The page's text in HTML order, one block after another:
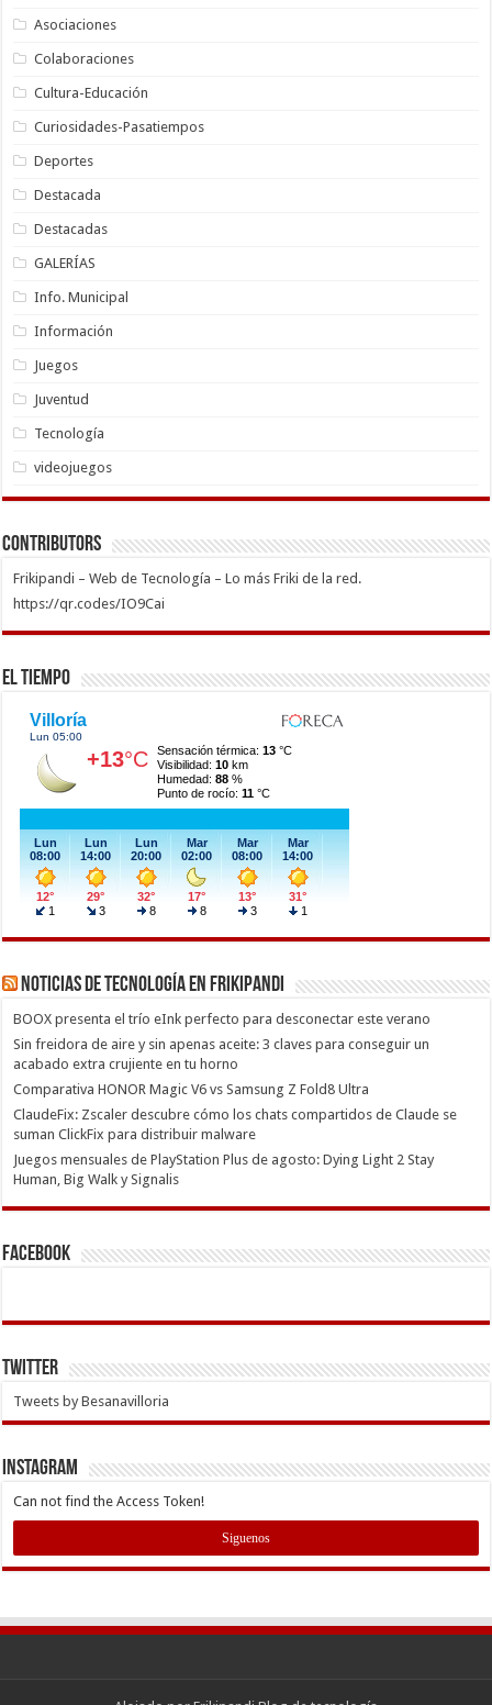
Asociaciones
Colaboraciones
Cultura-Educación
Curiosidades-Pasatiempos
Deportes
Destacada
Destacadas
GALERÍAS
Info. Municipal
Información
Juegos
Juventud
Tecnología
videojuegos
Contributors
Frikipandi – Web de Tecnología – Lo más Friki de la red.
https://qr.codes/IO9Cai
El Tiempo
Noticias de Tecnología en Frikipandi
BOOX presenta el trío eInk perfecto para desconectar este verano
Sin freidora de aire y sin apenas aceite: 3 claves para conseguir un
acabado extra crujiente en tu horno
Comparativa HONOR Magic V6 vs Samsung Z Fold8 Ultra
ClaudeFix: Zscaler descubre cómo los chats compartidos de Claude se
suman ClickFix para distribuir malware
Juegos mensuales de PlayStation Plus de agosto: Dying Light 2 Stay
Human, Big Walk y Signalis
Facebook
Twitter
Tweets by Besanavilloria
INSTAGRAM
Can not find the Access Token!
Siguenos